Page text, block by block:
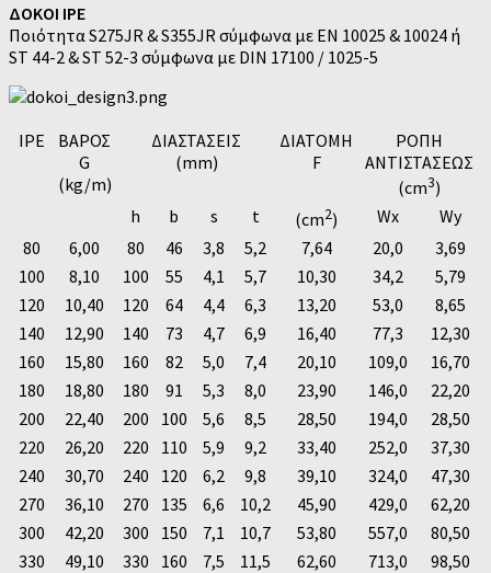
ΔΟΚΟΙ IPE
Ποιότητα S275JR & S355JR σύμφωνα με ΕΝ 10025 & 10024 ή
ST 44-2 & ST 52-3 σύμφωνα με DIN 17100 / 1025-5
IPE
ΒΑΡΟΣ
G
(kg/m)
ΔΙΑΣΤΑΣΕΙΣ
(mm)
ΔΙΑΤΟΜΗ
F
ΡΟΠΗ
ΑΝΤΙΣΤΑΣΕΩΣ
(cm3)
h
b s t (cm2) Wx
Wy
80
6,00 80 46 3,8 5,2 7,64 20,0
3,69
100
8,10 100 55 4,1 5,7 10,30 34,2
5,79
120
10,40 120 64 4,4 6,3 13,20 53,0
8,65
140
12,90 140 73 4,7 6,9 16,40 77,3
12,30
160
15,80 160 82 5,0 7,4 20,10 109,0
16,70
180
18,80 180 91 5,3 8,0 23,90 146,0
22,20
200
22,40 200 100 5,6 8,5 28,50 194,0
28,50
220
26,20 220 110 5,9 9,2 33,40 252,0
37,30
240
30,70 240 120 6,2 9,8 39,10 324,0
47,30
270
36,10 270 135 6,6 10,2 45,90 429,0
62,20
300
42,20 300 150 7,1 10,7 53,80 557,0
80,50
330
49,10 330 160 7,5 11,5 62,60 713,0
98,50